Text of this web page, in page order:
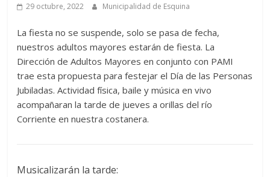
29 octubre, 2022 Municipalidad de Esquina
La fiesta no se suspende, solo se pasa de fecha,
nuestros adultos mayores estarán de fiesta. La
Dirección de Adultos Mayores en conjunto con PAMI
trae esta propuesta para festejar el Día de las Personas
Jubiladas. Actividad física, baile y música en vivo
acompañaran la tarde de jueves a orillas del río
Corriente en nuestra costanera.
Musicalizarán la tarde: